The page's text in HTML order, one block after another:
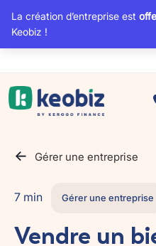
La création d’entreprise est
Keobiz !
c
c
u
Gérer une entreprise
7 min Gérer une entreprise
Vendre un